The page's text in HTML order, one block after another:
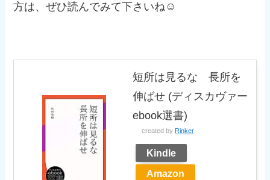
方は、ぜひ読んでみて下さいね☺️
短所は見るな 長所を
伸ばせ (ディスカヴァー
ebook選書)
created by Rinker
Kindle
Amazon